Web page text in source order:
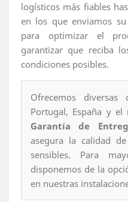
logísticos más fiables
en los que enviamos
para optimizar el
garantizar que reciba
condiciones posibles.
Ofrecemos
Portugal, España y
Garantía de
asegura la calidad
sensibles. Para
disponemos de la
en nuestras